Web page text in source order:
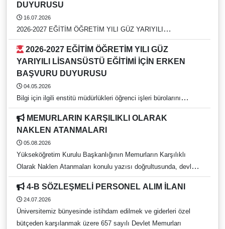
DUYURUSU
16.07.2026
2026-2027 EĞİTİM ÖĞRETİM YILI GÜZ YARIYILI
KURUMLARARASI YATAY GEÇİŞ DUYURUSU
YARIYILI LİSANSÜSTÜ EĞİTİMİ İÇİN ERKEN
BAŞVURU DUYURUSU
04.05.2026
Bilgi için ilgili enstitü müdürlükleri öğrenci işleri bürolarını
arayınız. https://rehber.adu.edu.tr/
NAKLEN ATANMALARI
05.08.2026
Yükseköğretim Kurulu Başkanlığının Memurların Karşılıklı
Olarak Naklen Atanmaları konulu yazısı doğrultusunda, devlet
yükseköğretim kurumlarında görev yapan ve 657 sayılı Devlet
Memurları Kanunu kapsamında bulunan idari personelin
karşılıklı naklen atanma tercih işlemleri, 05 Ağustos 2026 – 21
Ağustos 2026 tarihleri arasında gerçekleştirilecektir. Başvurular
bireysel olarak, e-Devlet kimlik doğrulaması ile pbs.yok.gov.tr
4-B SÖZLEŞMELİ PERSONEL ALIM İLANI
24.07.2026
Üniversitemiz bünyesinde istihdam edilmek ve giderleri özel
bütçeden karşılanmak üzere 657 sayılı Devlet Memurları